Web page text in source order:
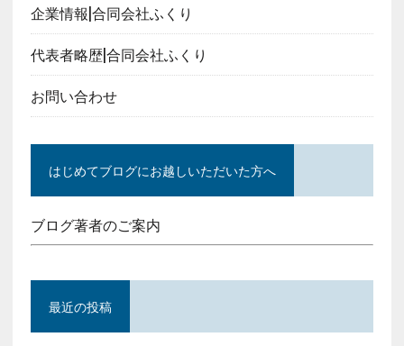
企業情報|合同会社ふくり
代表者略歴|合同会社ふくり
お問い合わせ
はじめてブログにお越しいただいた方へ
ブログ著者のご案内
最近の投稿